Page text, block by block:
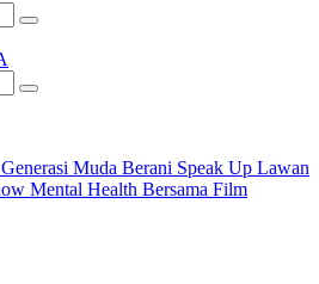
Search
Search
Muda Berani Speak Up Lawan
Mental Health Bersama Film